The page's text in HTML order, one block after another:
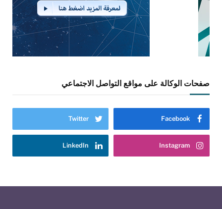
صفحات الوكالة على مواقع التواصل الاجتماعي
Facebook
Twitter
Instagram
LinkedIn